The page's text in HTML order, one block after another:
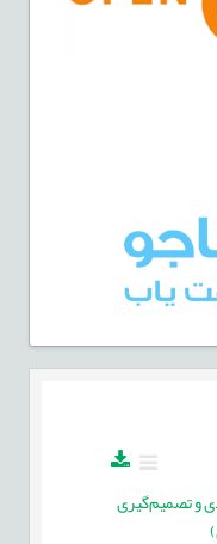
و تصمیم‌گیری